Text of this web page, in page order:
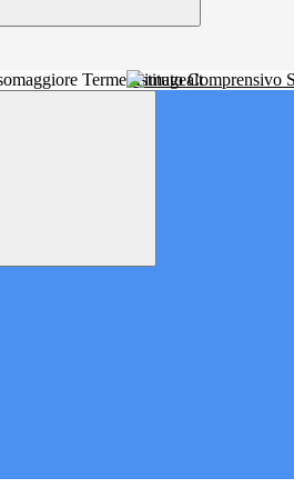
Istituto Comprensivo